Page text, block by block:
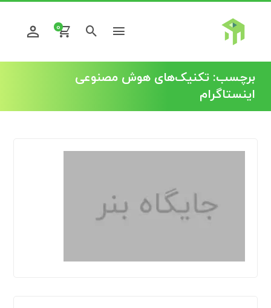
0
برچسب:تکنیک‌های هوش مصنوعی
اینستاگرام